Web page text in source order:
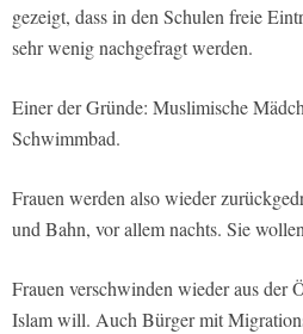
gezeigt, dass in den Schulen freie
sehr wenig nachgefragt werden.
Einer der Gründe: Muslimische
Schwimmbad.
Frauen werden also wieder
und Bahn, vor allem nachts. Sie
Frauen verschwinden wieder aus der
Islam will. Auch Bürger mit